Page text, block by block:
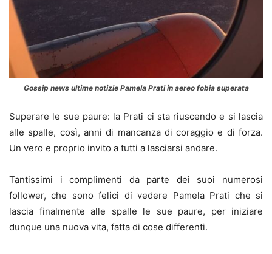
Gossip news ultime notizie Pamela Prati in aereo fobia superata
Superare le sue paure: la Prati ci sta riuscendo e si lascia
alle spalle, così, anni di mancanza di coraggio e di forza.
Un vero e proprio invito a tutti a lasciarsi andare.
Tantissimi i complimenti da parte dei suoi numerosi
follower, che sono felici di vedere Pamela Prati che si
lascia finalmente alle spalle le sue paure, per iniziare
dunque una nuova vita, fatta di cose differenti.